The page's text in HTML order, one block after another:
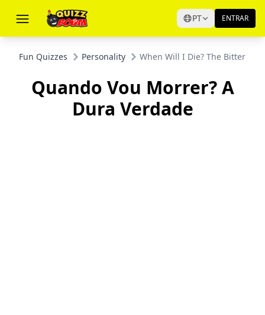
PT ENTRAR
Fun Quizzes Personality When Will I Die? The Bitter
Quando Vou Morrer? A
Dura Verdade